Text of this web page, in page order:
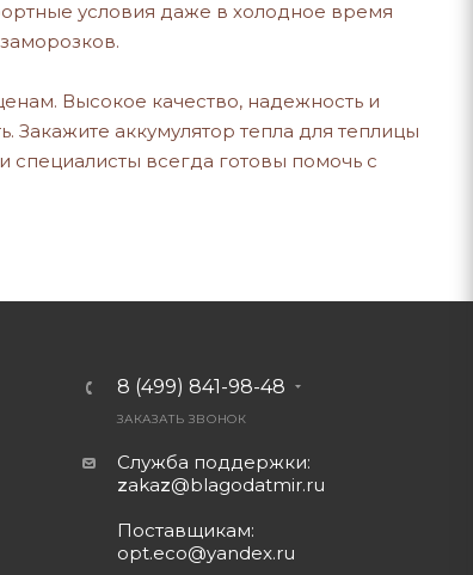
условия даже в холодное время
Высокое качество, надежность и
аккумулятор тепла для теплицы
всегда готовы помочь с
8 (499) 841-98-48
ЗАКАЗАТЬ ЗВОНОК
Служба поддержки:
zakaz@blagodatmir.ru
Поставщикам:
opt.eco@yandex.ru